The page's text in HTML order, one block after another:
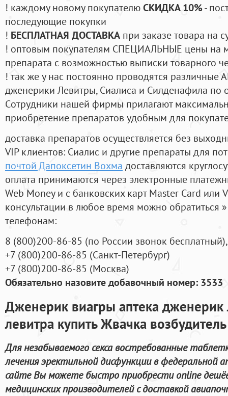
! каждому новому покупателюСКИДКА 10%-
последующие покупки
! БЕСПЛАТНАЯ ДОСТАВКА при заказе товара на
! оптовым покупателям СПЕЦИАЛЬНЫЕ цены на
препарата с возможностью выписки товарного
! так же у нас постоянно проводятся
дженерики Левитры, Сиалиса и Силденафила по
Cотрудники нашей фирмы прилагают
приобретение препаратов удобным для
доставка препаратов осуществляется без
VIP клиентов: Сиалис и другие препараты для
почтой Дапоксетин Вохма доставляются
оплата принимаются через электронные
Web Money и с банковских карт Master Card или
консультации в любое время можно обратиться
телефонам:
8 (800)200-86-85 (по России звонок бесплатный),
+7 (800)200-86-85 (Санкт-Петербург)
+7 (800)200-86-85 (Москва)
Обязательно назовите добавочный номер: 3533
Дженерик виагры аптека
левитра купить Жвачка
Для незабываемого секса востребованные
лечения эректильной дисфункции в федеральной
сайте Вы можете быстро приобрести online
медицинских производителей с доставкой